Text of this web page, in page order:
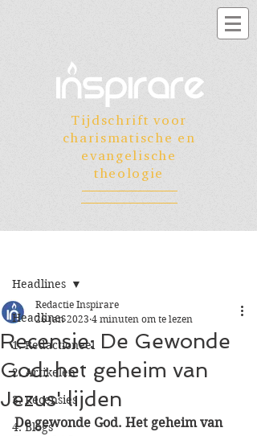
Tijdschrift voor
charismatische en
evangelische
theologie
Headlines
1. Redactioneel
2. Artikelen
3. Recensies
4. Blogs
Headlines
Recensie: De Gewonde
God: het geheim van
Jezus' lijden
Redactie Inspirare
26 jan 2023 4 minuten om te lezen
De gewonde God. Het geheim van